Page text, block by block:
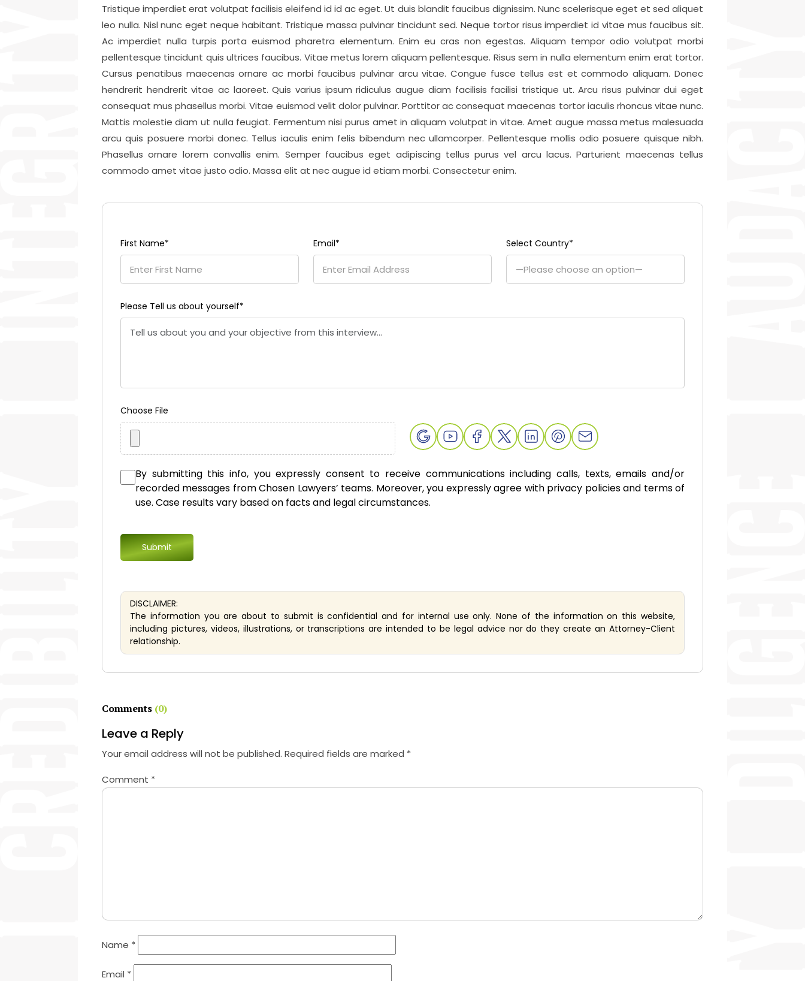
Tristique imperdiet erat volutpat facilisis eleifend id id ac eget. Ut duis blandit faucibus dignissim. Nunc scelerisque eget et sed aliquet
leo nulla. Nisl nunc eget neque habitant. Tristique massa pulvinar tincidunt sed. Neque tortor risus imperdiet id vitae mus faucibus sit.
Ac imperdiet nulla turpis porta euismod pharetra elementum. Enim eu cras non egestas. Aliquam tempor odio volutpat morbi
pellentesque tincidunt quis ultrices faucibus. Vitae metus lorem aliquam pellentesque. Risus sem in nulla elementum enim erat tortor.
Cursus penatibus maecenas ornare ac morbi faucibus pulvinar arcu vitae. Congue fusce tellus est et commodo aliquam. Donec
hendrerit hendrerit vitae ac laoreet. Quis varius ipsum ridiculus augue diam facilisis facilisi tristique ut. Arcu risus pulvinar dui eget
consequat mus phasellus morbi. Vitae euismod velit dolor pulvinar. Porttitor ac consequat maecenas tortor iaculis rhoncus vitae nunc.
Mattis molestie diam ut nulla feugiat. Fermentum nisi purus amet in aliquam volutpat in vitae. Amet augue massa metus malesuada
arcu quis posuere morbi donec. Tellus iaculis enim felis bibendum nec ullamcorper. Pellentesque mollis odio posuere quisque nibh.
Phasellus ornare lorem convallis enim. Semper faucibus eget adipiscing tellus purus vel arcu lacus. Parturient maecenas tellus
commodo amet vitae justo odio. Massa elit at nec augue id etiam morbi. Consectetur enim.
First Name* Email* Select Country*
Please Tell us about yourself*
Choose File
By submitting this info, you expressly consent to receive communications including calls, texts, emails and/or
recorded messages from Chosen Lawyers’ teams. Moreover, you expressly agree with privacy policies and terms of
use. Case results vary based on facts and legal circumstances.
DISCLAIMER:
The information you are about to submit is confidential and for internal use only. None of the information on this website,
including pictures, videos, illustrations, or transcriptions are intended to be legal advice nor do they create an Attorney-Client
relationship.
Comments (0)
Leave a Reply
Your email address will not be published. Required fields are marked *
Comment *
Name *
Email *